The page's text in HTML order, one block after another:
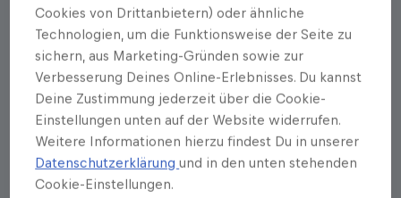
Paul Lendvai
Vielgeprüftes Österreich
Cookies von Drittanbietern) oder ähnliche
Technologien, um die Funktionsweise der Seite zu
sichern, aus Marketing-Gründen sowie zur
Verbesserung Deines Online-Erlebnisses. Du kannst
Deine Zustimmung jederzeit über die Cookie-
Einstellungen unten auf der Website widerrufen.
Weitere Informationen hierzu findest Du in unserer
Datenschutzerklärungund in den unten stehenden
Cookie-Einstellungen.